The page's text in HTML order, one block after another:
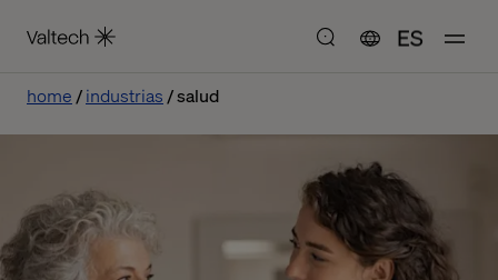
ES
home industrias salud